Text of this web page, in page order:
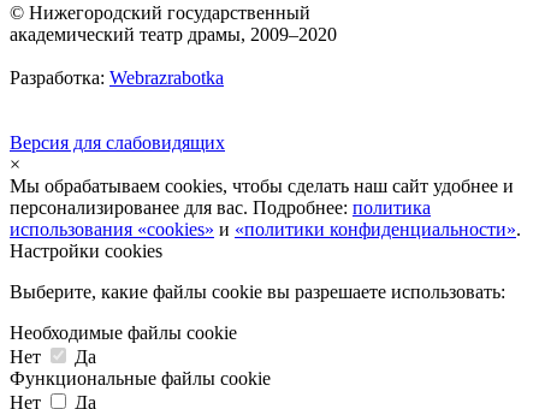
© Нижегородский государственный
академический театр драмы, 2009–2020
Разработка: Webrazrabotka
Версия для слабовидящих
×
Мы обрабатываем cookies, чтобы сделать наш сайт удобнее и
персонализированее для вас. Подробнее: политика
использования «cookies» и «политики конфиденциальности».
Настройки cookies
Выберите, какие файлы cookie вы разрешаете использовать:
Необходимые файлы cookie
Нет
Да
Функциональные файлы cookie
Нет
Да